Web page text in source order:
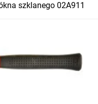
szklanego 02A911